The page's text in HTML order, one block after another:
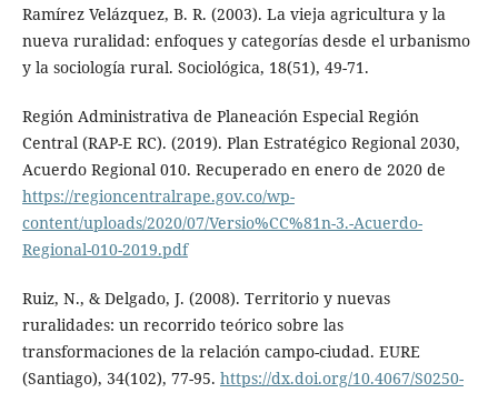
Ramírez Velázquez, B. R. (2003). La vieja agricultura y la
nueva ruralidad: enfoques y categorías desde el urbanismo
y la sociología rural. Sociológica, 18(51), 49-71.
Región Administrativa de Planeación Especial Región
Central (RAP-E RC). (2019). Plan Estratégico Regional 2030,
Acuerdo Regional 010. Recuperado en enero de 2020 de
https://regioncentralrape.gov.co/wp-
content/uploads/2020/07/Versio%CC%81n-3.-Acuerdo-
Regional-010-2019.pdf
Ruiz, N., & Delgado, J. (2008). Territorio y nuevas
ruralidades: un recorrido teórico sobre las
transformaciones de la relación campo-ciudad. EURE
(Santiago), 34(102), 77-95. https://dx.doi.org/10.4067/S0250-